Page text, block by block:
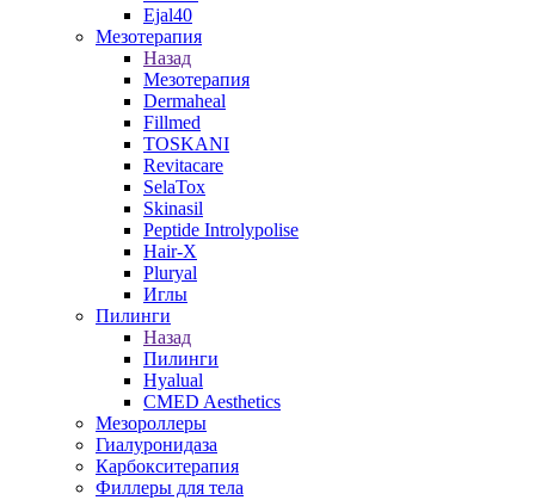
Ejal40
Мезотерапия
Назад
Мезотерапия
Dermaheal
Fillmed
TOSKANI
Revitacare
SelaTox
Skinasil
Peptide Introlypolise
Hair-X
Pluryal
Иглы
Пилинги
Назад
Пилинги
Hyalual
CMED Aesthetics
Мезороллеры
Гиалуронидаза
Карбокситерапия
Филлеры для тела